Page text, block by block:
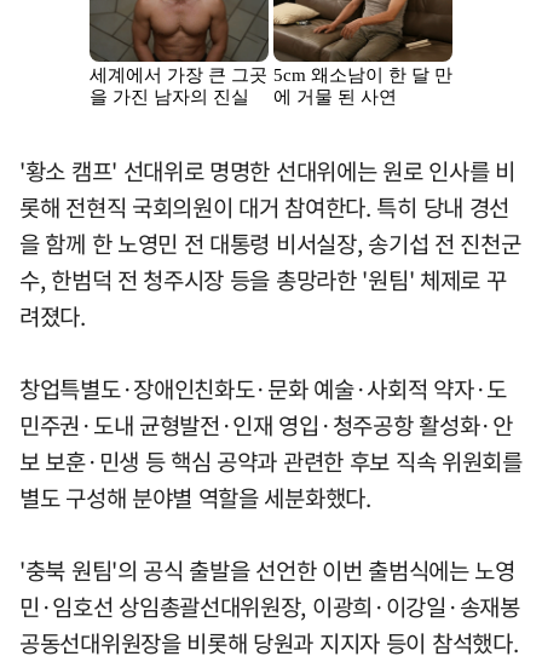
'황소 캠프' 선대위로 명명한 선대위에는 원로 인사를 비
롯해 전현직 국회의원이 대거 참여한다. 특히 당내 경선
을 함께 한 노영민 전 대통령 비서실장, 송기섭 전 진천군
수, 한범덕 전 청주시장 등을 총망라한 '원팀' 체제로 꾸
려졌다.
창업특별도·장애인친화도·문화 예술·사회적 약자·도
민주권·도내 균형발전·인재 영입·청주공항 활성화·안
보 보훈·민생 등 핵심 공약과 관련한 후보 직속 위원회를
별도 구성해 분야별 역할을 세분화했다.
'충북 원팀'의 공식 출발을 선언한 이번 출범식에는 노영
민·임호선 상임총괄선대위원장, 이광희·이강일·송재봉
공동선대위원장을 비롯해 당원과 지지자 등이 참석했다.